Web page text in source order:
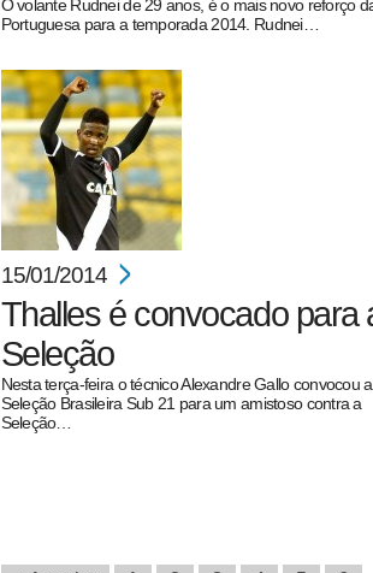
O volante Rudnei de 29 anos, é o mais novo reforço
Portuguesa para a temporada 2014. Rudnei…
15/01/2014
Thalles é convocado para
Seleção
Nesta terça-feira o técnico Alexandre Gallo convocou a
Seleção Brasileira Sub 21 para um amistoso contra a
Seleção…